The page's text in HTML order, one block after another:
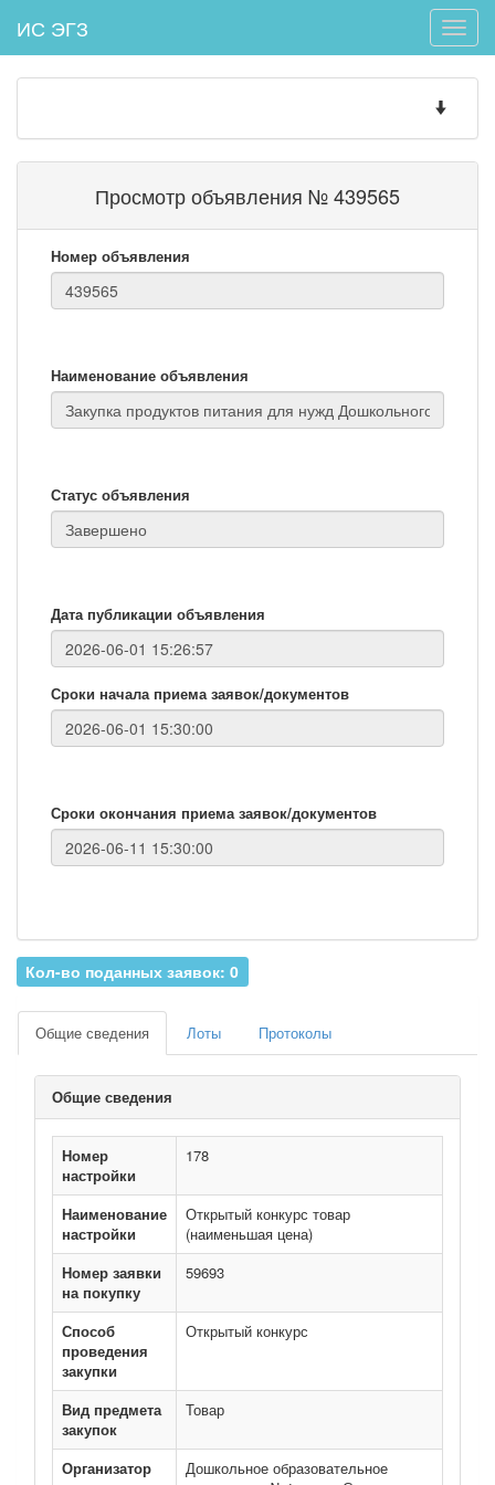
Toggle
ИС ЭГЗ
Toggle
Просмотр объявления № 439565
Номер объявления
Наименование объявления
Статус объявления
Дата публикации объявления
Сроки начала приема заявок/документов
Сроки окончания приема заявок/документов
Кол-во поданных заявок: 0
Общие сведения Лоты Протоколы
Общие сведения
Номер
настройки
178
Наименование
настройки
Открытый конкурс товар
(наименьшая цена)
Номер заявки
на покупку
59693
Способ
проведения
закупки
Открытый конкурс
Вид предмета
закупок
Товар
Организатор
Дошкольное образовательное